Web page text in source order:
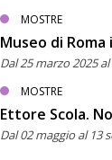
MOSTRE
Museo di
Dal 25 marzo 2025
MOSTRE
Ettore Scola.
Dal 02 maggio al 13